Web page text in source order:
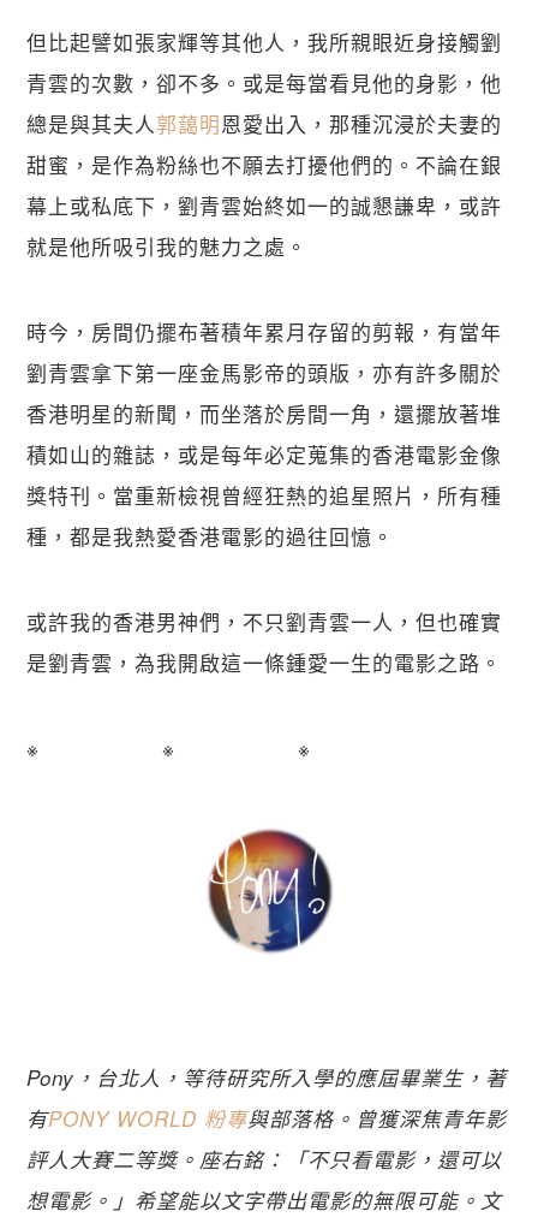
但比起譬如張家輝等其他人，我所親眼近身接觸劉
青雲的次數，卻不多。或是每當看見他的身影，他
總是與其夫人郭藹明恩愛出入，那種沉浸於夫妻的
甜蜜，是作為粉絲也不願去打擾他們的。不論在銀
幕上或私底下，劉青雲始終如一的誠懇謙卑，或許
就是他所吸引我的魅力之處。
時今，房間仍擺布著積年累月存留的剪報，有當年
劉青雲拿下第一座金馬影帝的頭版，亦有許多關於
香港明星的新聞，而坐落於房間一角，還擺放著堆
積如山的雜誌，或是每年必定蒐集的香港電影金像
獎特刊。當重新檢視曾經狂熱的追星照片，所有種
種，都是我熱愛香港電影的過往回憶。
或許我的香港男神們，不只劉青雲一人，但也確實
是劉青雲，為我開啟這一條鍾愛一生的電影之路。
※ ※ ※
Pony，台北人，等待研究所入學的應屆畢業生，著
有PONY WORLD 粉專與部落格。曾獲深焦青年影
評人大賽二等獎。座右銘：「不只看電影，還可以
想電影。」希望能以文字帶出電影的無限可能。文